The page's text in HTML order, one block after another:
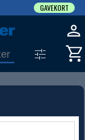
GAVEKORT
søket